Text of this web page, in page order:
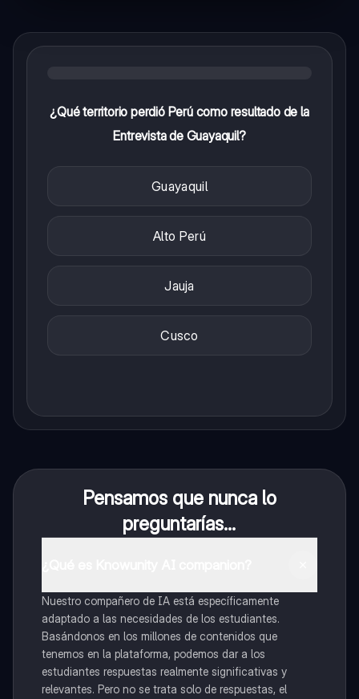
¿Qué territorio perdió Perú como resultado de la
Entrevista de Guayaquil?
Guayaquil
Alto Perú
Jauja
Cusco
Pensamos que nunca lo
preguntarías...
Nuestro compañero de IA está específicamente
adaptado a las necesidades de los estudiantes.
Basándonos en los millones de contenidos que
tenemos en la plataforma, podemos dar a los
estudiantes respuestas realmente significativas y
relevantes. Pero no se trata solo de respuestas, el